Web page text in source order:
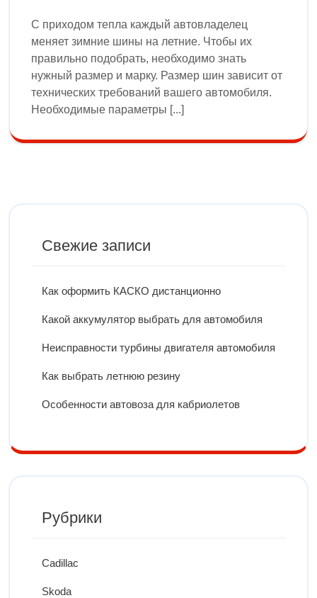
С приходом тепла каждый автовладелец
меняет зимние шины на летние. Чтобы их
правильно подобрать, необходимо знать
нужный размер и марку. Размер шин зависит от
технических требований вашего автомобиля.
Необходимые параметры [...]
Свежие записи
Как оформить КАСКО дистанционно
Какой аккумулятор выбрать для автомобиля
Неисправности турбины двигателя автомобиля
Как выбрать летнюю резину
Особенности автовоза для кабриолетов
Рубрики
Cadillac
Skoda